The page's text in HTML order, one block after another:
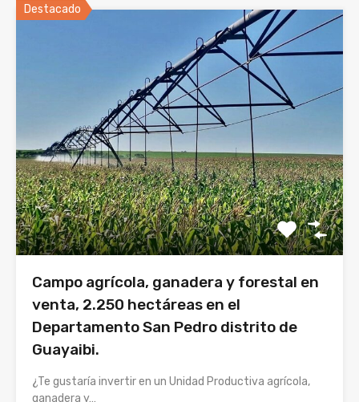
Destacado
Campo agrícola, ganadera y forestal en
venta, 2.250 hectáreas en el
Departamento San Pedro distrito de
Guayaibi.
¿Te gustaría invertir en un Unidad Productiva agrícola,
ganadera y…